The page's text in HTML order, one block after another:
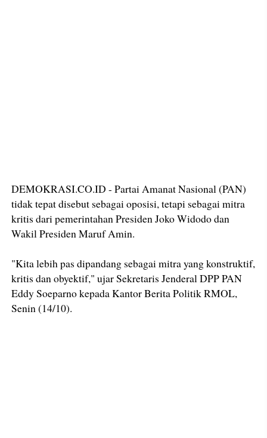
DEMOKRASI.CO.ID - Partai Amanat Nasional (PAN)
tidak tepat disebut sebagai oposisi, tetapi sebagai mitra
kritis dari pemerintahan Presiden Joko Widodo dan
Wakil Presiden Maruf Amin.
"Kita lebih pas dipandang sebagai mitra yang konstruktif,
kritis dan obyektif," ujar Sekretaris Jenderal DPP PAN
Eddy Soeparno kepada Kantor Berita Politik RMOL,
Senin (14/10).